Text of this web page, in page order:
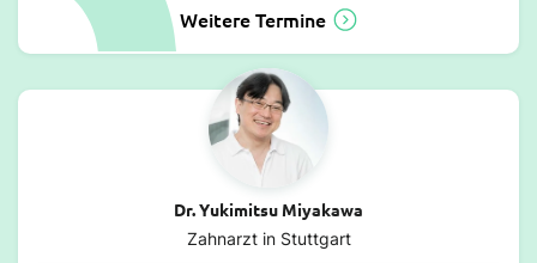
Weitere Termine
Dr. Yukimitsu Miyakawa
Zahnarzt in Stuttgart